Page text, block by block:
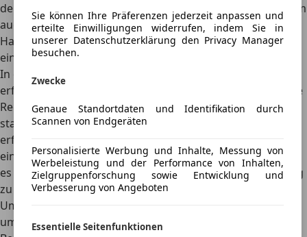
Sie können Ihre Präferenzen jederzeit anpassen und
erteilte Einwilligungen widerrufen, indem Sie in
unserer Datenschutzerklärung den Privacy Manager
besuchen.
Zwecke
Genaue Standortdaten und Identifikation durch
Scannen von Endgeräten
Personalisierte Werbung und Inhalte, Messung von
Werbeleistung und der Performance von Inhalten,
Zielgruppenforschung sowie Entwicklung und
Verbesserung von Angeboten
Essentielle Seitenfunktionen
der Zulassungsbescheinigung Teil I. Seit 2019 ist außerdem
auch die Beibehaltung des Kennzeichens bei einem
Halterwechsel möglich. Somit ist es in beiden Fällen ganz
einfach, sein Kennzeichen zu behalten.
In den folgenden Fällen ist ein neues Nummernschild
erforderlich: Wenn ein Fahrzeug beim Umzug in eine neue
Region nicht zugelassen ist, wenn ein Fahrzeugwechsel
stattfindet und eine gleichzeitige An- oder Abmeldung
erforderlich ist, oder wenn es zu einem zweiten Umzug in
einen anderen Bezirk kommt. In all diesen Situationen ist
es notwendig, ein neues Nummernschild für das Fahrzeug
zu beantragen.
Ummeldung von zu Hause: So lässt sich das Auto online
ummelden